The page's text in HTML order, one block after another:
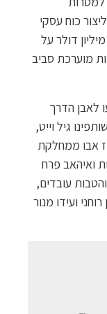
כוח עסקי
גייסה 700 מיליון דולר על
מוערכת סביב
לאבן הדרך
גיל וייט,
אבו ממחלקת
ואיהאב פרח
עובדים,
ועידו מנור